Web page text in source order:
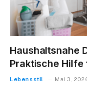
Haushaltsnahe
Praktische Hilfe
Lebensstil Mai 3,